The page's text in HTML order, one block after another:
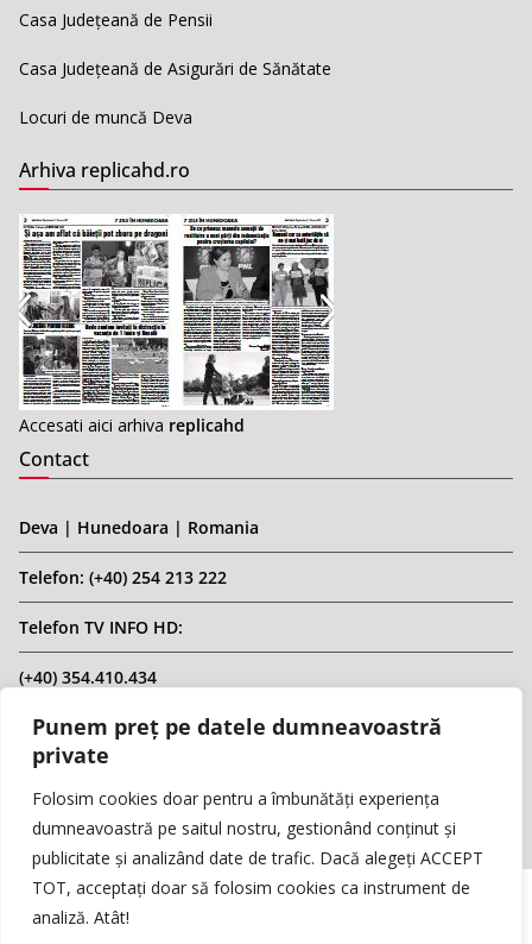
Punem preț pe datele dumneavoastră
private
Folosim cookies doar pentru a îmbunătăți experiența
dumneavoastră pe saitul nostru, gestionând conținut și
publicitate și analizând date de trafic. Dacă alegeți ACCEPT
TOT, acceptați doar să folosim cookies ca instrument de
analiză. Atât!
Casa Județeană de Pensii
Casa Județeană de Asigurări de Sănătate
Locuri de muncă Deva
Arhiva replicahd.ro
Accesati aici arhiva replicahd
Contact
Deva | Hunedoara | Romania
Telefon: (+40) 254 213 222
Telefon TV INFO HD:
(+40) 354.410.434
Email: infohd20@gmail.com
Website: www.replicahd.ro